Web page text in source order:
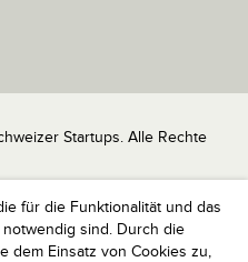
für die Funktionalität und das
sind. Durch die
dem Einsatz von Cookies zu,
Startups. Alle Rechte